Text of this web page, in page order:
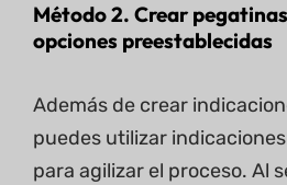
Método 2. Crear
opciones preestablecidas
Además de crear
puedes utilizar
para agilizar el proceso. Al